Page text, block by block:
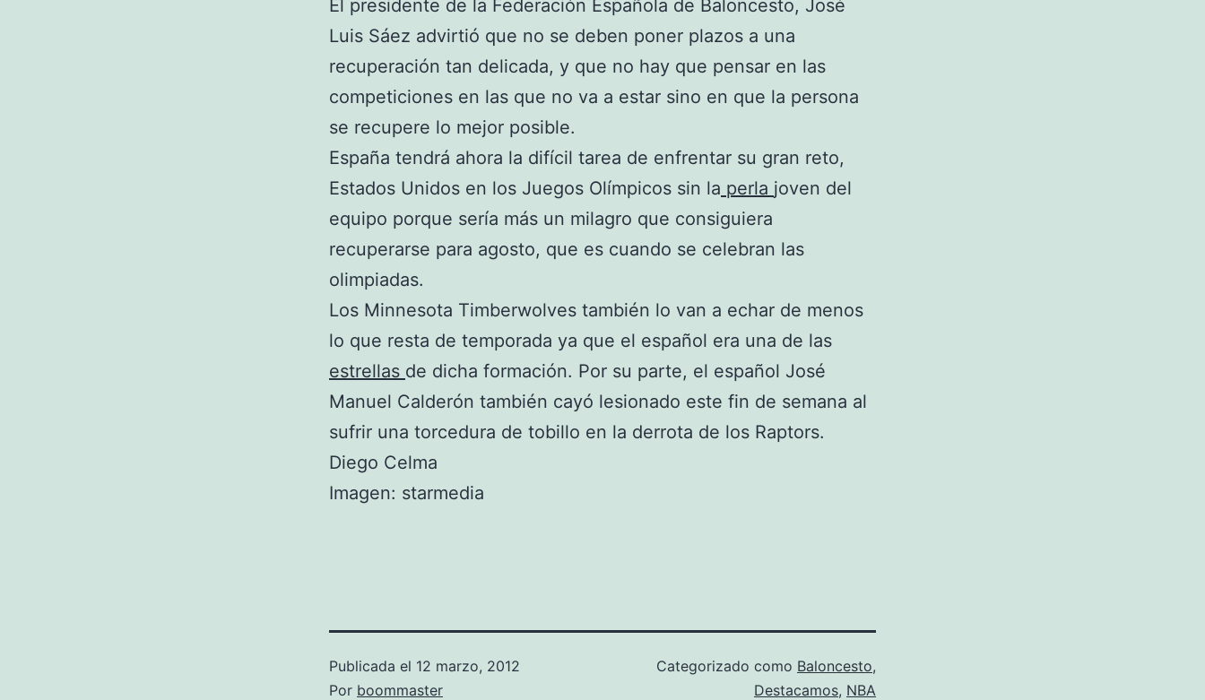
El presidente de la Federación Española de Baloncesto, José
Luis Sáez advirtió que no se deben poner plazos a una
recuperación tan delicada, y que no hay que pensar en las
competiciones en las que no va a estar sino en que la persona
se recupere lo mejor posible.
España tendrá ahora la difícil tarea de enfrentar su gran reto,
Estados Unidos en los Juegos Olímpicos sin la perla joven del
equipo porque sería más un milagro que consiguiera
recuperarse para agosto, que es cuando se celebran las
olimpiadas.
Los Minnesota Timberwolves también lo van a echar de menos
lo que resta de temporada ya que el español era una de las
estrellas de dicha formación. Por su parte, el español José
Manuel Calderón también cayó lesionado este fin de semana al
sufrir una torcedura de tobillo en la derrota de los Raptors.
Diego Celma
Imagen: starmedia
Publicada el 12 marzo, 2012
Por boommaster
Categorizado como Baloncesto,
Destacamos, NBA